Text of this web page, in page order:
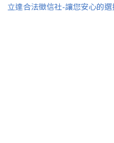
立達合法徵信社-讓您安心的